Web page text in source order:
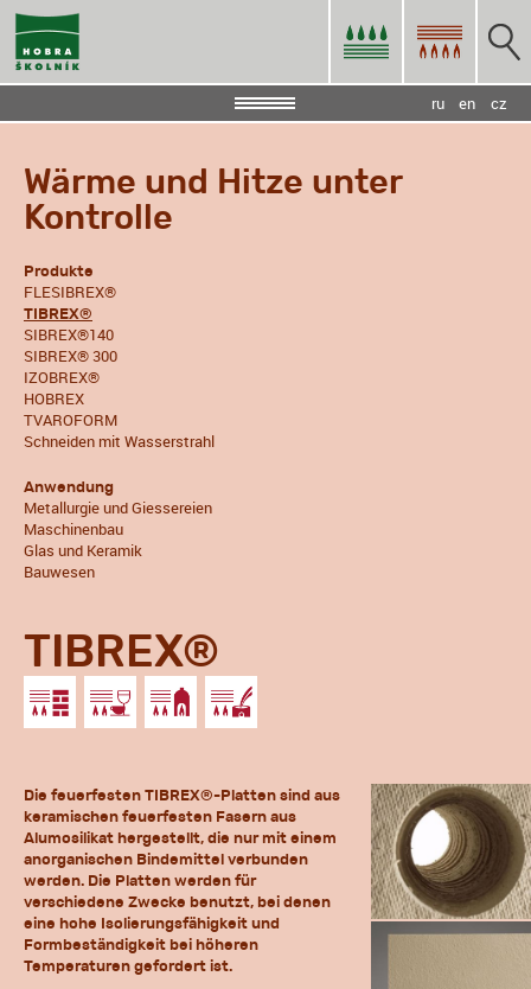
cz
en
ru
Wärme und Hitze unter
Kontrolle
Produkte
FLESIBREX®
TIBREX®
SIBREX®140
SIBREX® 300
IZOBREX®
HOBREX
TVAROFORM
Schneiden mit Wasserstrahl
Anwendung
Metallurgie und Giessereien
Maschinenbau
Glas und Keramik
Bauwesen
TIBREX®
Die feuerfesten TIBREX®-Platten sind aus
keramischen feuerfesten Fasern aus
Alumosilikat hergestellt, die nur mit einem
anorganischen Bindemittel verbunden
werden. Die Platten werden für
verschiedene Zwecke benutzt, bei denen
eine hohe Isolierungsfähigkeit und
Formbeständigkeit bei höheren
Temperaturen gefordert ist.